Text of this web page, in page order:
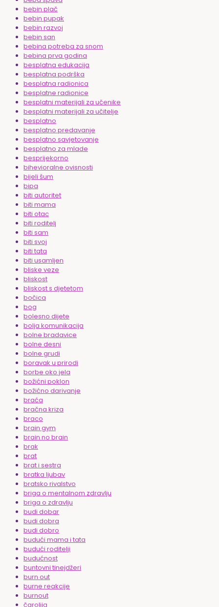
bebin plač
bebin pupak
bebin razvoj
bebin san
bebina potreba za snom
bebina prva godina
besplatna edukacija
besplatna podrška
besplatna radionica
besplatne radionice
besplatni materijali za učenike
besplatni materijali za učitelje
besplatno
besplatno predavanje
besplatno savjetovanje
besplatno za mlade
besprijekorno
bihevioralne ovisnosti
bijeli šum
bipa
biti autoritet
biti mama
biti otac
biti roditelj
biti sam
biti svoj
biti tata
biti usamljen
bliske veze
bliskost
bliskost s djetetom
bočica
bog
bolesno dijete
bolja komunikacija
bolne bradavice
bolne desni
bolne grudi
boravak u prirodi
borbe oko jela
božićni poklon
božićno darivanje
braća
bračna kriza
braco
brain gym
brain no brain
brak
brat
brat i sestra
bratka ljubav
bratsko rivalstvo
briga o mentalnom zdravlju
briga o zdravlju
budi dobar
budi dobra
budi dobro
budući mama i tata
budući roditelji
budućnost
buntovni tinejdžeri
burn out
burne reakcije
burnout
čarolija